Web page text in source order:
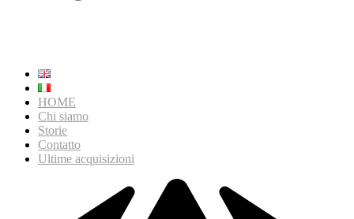
HOME
Chi siamo
Storie
Contatto
Ultime acquisizioni